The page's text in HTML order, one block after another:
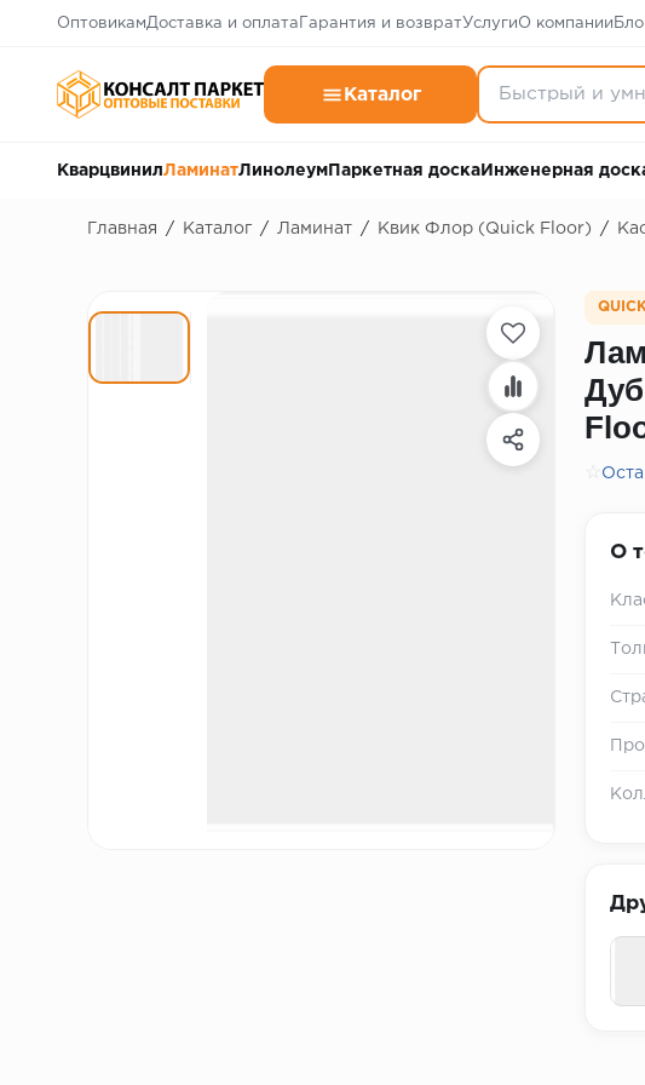
ОптовикамДоставка и оплата Гарантия и возвратУслугиО компании
Каталог
КварцвинилЛаминатЛинолеум Паркетная доска Инженерная
Главная / Каталог / Ламинат / Квик Флор (Quick Floor) /
☆
О